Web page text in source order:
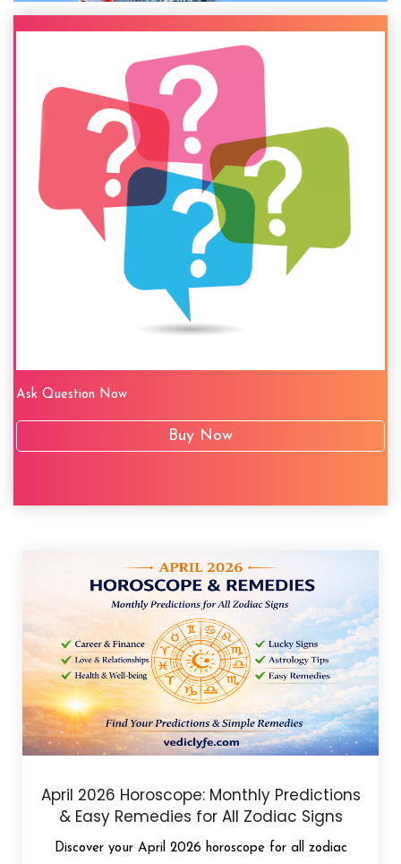
Ask Question Now
Buy Now
April 2026 Horoscope: Monthly Predictions
& Easy Remedies for All Zodiac Signs
Discover your April 2026 horoscope for all zodiac